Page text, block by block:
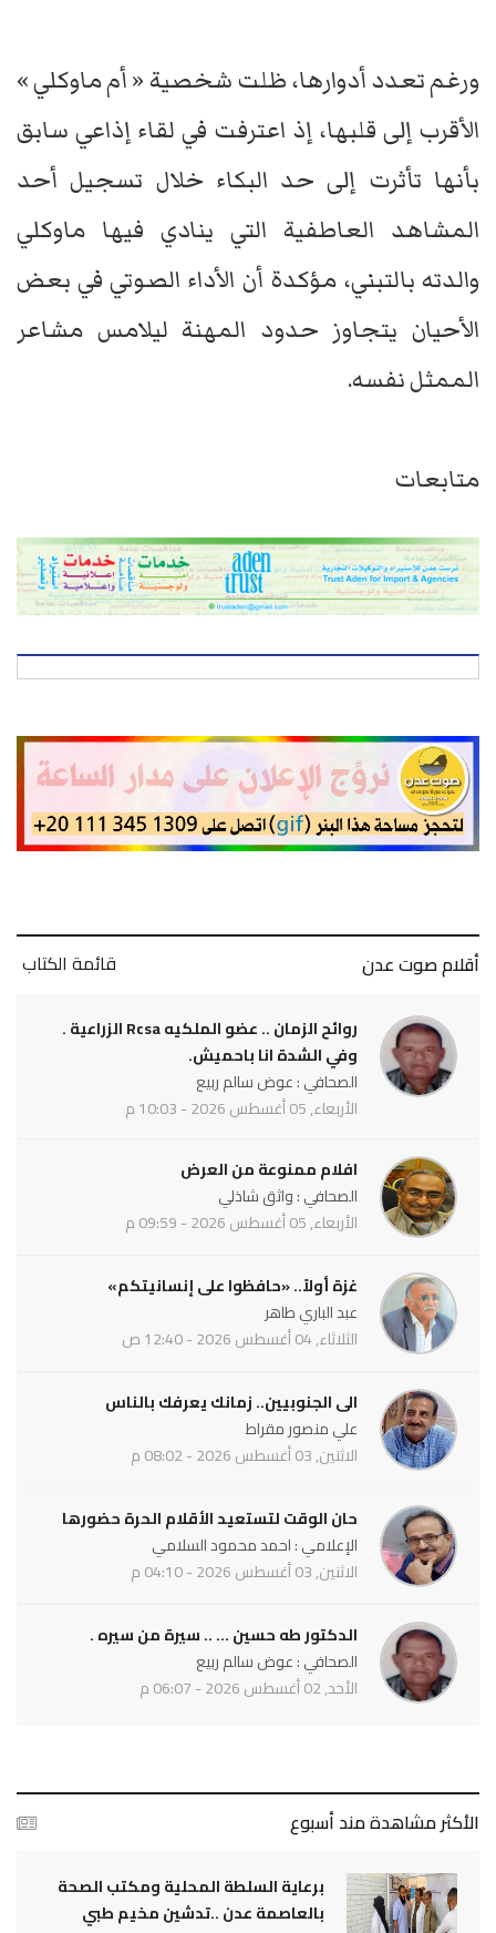
ورغم تعدد أدوارها، ظلت شخصية « أم ماوكلي »
الأقرب إلى قلبها، إذ اعترفت في لقاء إذاعي سابق
بأنها تأثرت إلى حد البكاء خلال تسجيل أحد
المشاهد العاطفية التي ينادي فيها ماوكلي
والدته بالتبني، مؤكدة أن الأداء الصوتي في بعض
الأحيان يتجاوز حدود المهنة ليلامس مشاعر
الممثل نفسه.
متابعات
أقلام صوت عدن قائمة الكتاب
روائح الزمان .. عضو الملكيه Rcsa الزراعية .
وفي الشدة انا باحميش.
الصحافي : عوض سالم ربيع
الأربعاء, 05 أغسطس 2026 - 10:03 م
افلام ممنوعة من العرض
الصحافي : واثق شاذلي
الأربعاء, 05 أغسطس 2026 - 09:59 م
غزة أولاً.. «حافظوا على إنسانيتكم»
عبد الباري طاهر
الثلاثاء, 04 أغسطس 2026 - 12:40 ص
الى الجنوبيين.. زمانك يعرفك بالناس
علي منصور مقراط
الاثنين, 03 أغسطس 2026 - 08:02 م
حان الوقت لتستعيد الأقلام الحرة حضورها
الإعلامي : احمد محمود السلامي
الاثنين, 03 أغسطس 2026 - 04:10 م
الدكتور طه حسين ... .. سيرة من سيره .
الصحافي : عوض سالم ربيع
الأحد, 02 أغسطس 2026 - 06:07 م
الأكثر مشاهدة مند أسبوع
برعاية السلطة المحلية ومكتب الصحة
بالعاصمة عدن ..تدشين مخيم طبي